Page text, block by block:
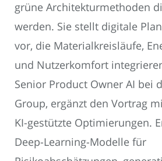
grüne Architekturmethoden
werden. Sie stellt digitale
vor, die Materialkreisläufe,
und Nutzerkomfort
Senior Product Owner AI bei
Group, ergänzt den Vortrag
KI-gestützte Optimierungen.
Deep-Learning-Modelle für